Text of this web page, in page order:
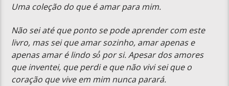
Uma coleção do que é amar para mim.
Não sei até que ponto se pode aprender com este
livro, mas sei que amar sozinho, amar apenas e
apenas amar é lindo só́ por si. Apesar dos amores
que inventei, que perdi e que não vivi sei que o
coração que vive em mim nunca parará.